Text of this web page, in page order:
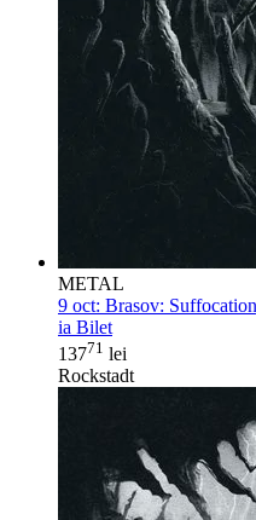
METAL
9 oct: Brasov:
ia Bilet
13771 lei
Rockstadt